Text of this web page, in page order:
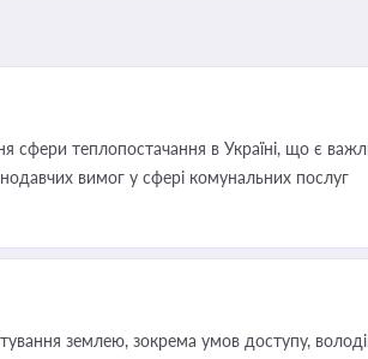
сфери теплопостачання в Україні, що є
вимог у сфері комунальних послуг
землею, зокрема умов доступу,